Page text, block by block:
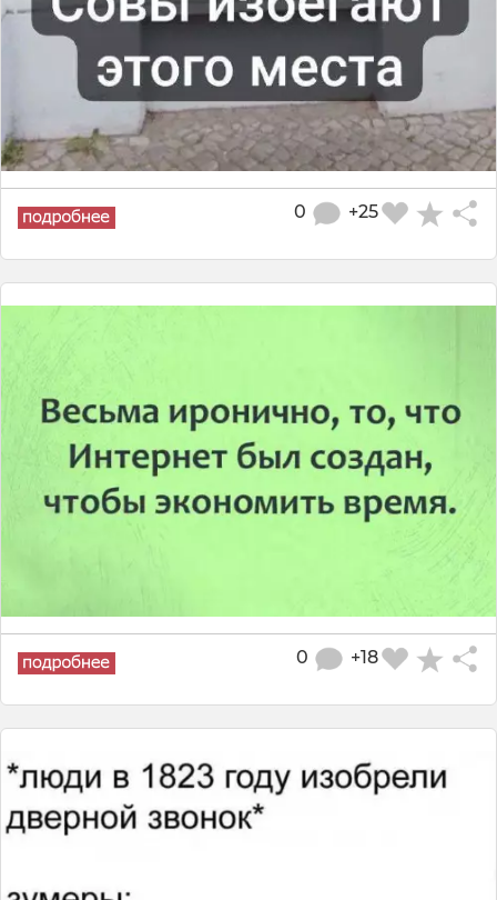
+25
0
+18
0